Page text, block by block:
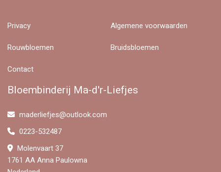
Privacy Algemene voorwaarden
Rouwbloemen Bruidsbloemen
Contact
Bloembinderij Ma-d'r-Liefjes
maderliefjes@outlook.com
0223-532487
Molenvaart 37
1761 AA Anna Paulowna